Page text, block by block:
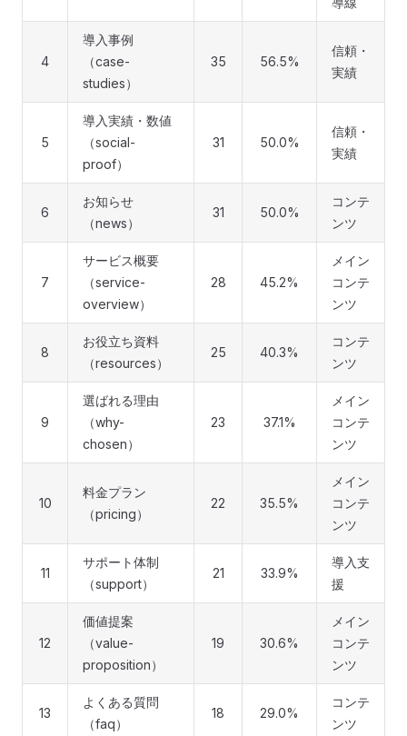
4
導入事例
（case-
studies）
35 56.5%
信頼・
実績
5
導入実績・数値
（social-
proof）
31 50.0%
信頼・
実績
6
お知らせ
（news）
31 50.0%
コンテ
ンツ
7
サービス概要
（service-
overview）
28 45.2%
メイン
コンテ
ンツ
8
お役立ち資料
（resources）
25 40.3%
コンテ
ンツ
9
選ばれる理由
（why-
chosen）
23 37.1%
メイン
コンテ
ンツ
10
料金プラン
（pricing）
22 35.5%
メイン
コンテ
ンツ
11
サポート体制
（support）
21 33.9%
導入支
援
12
価値提案
（value-
proposition）
19 30.6%
メイン
コンテ
ンツ
13
よくある質問
（faq）
18 29.0%
コンテ
ンツ